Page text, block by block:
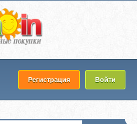
Регистрация Войти